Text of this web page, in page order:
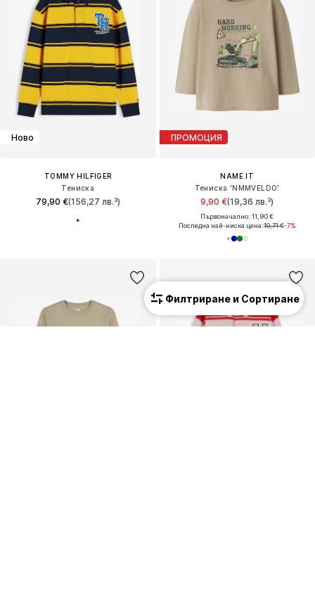
Ново
TOMMY HILFIGER
Тениска
79,90 €(156,27 лв.³)
ПРОМОЦИЯ
NAME IT
Тениска 'NMMVELDO'
9,90 €(19,36 лв.³)
Първоначално: 11,90 €
Последна най-ниска цена:10,71 €-7%
Филтриране и Сортиране